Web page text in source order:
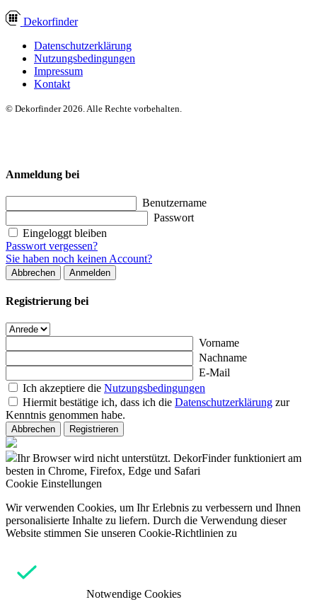
Dekorfinder
Datenschutzerklärung
Nutzungsbedingungen
Impressum
Kontakt
© Dekorfinder 2026. Alle Rechte vorbehalten.
Anmeldung bei
Benutzername
Passwort
Eingeloggt bleiben
Passwort vergessen?
Sie haben noch keinen Account?
Abbrechen Anmelden
Registrierung bei
Vorname
Nachname
E-Mail
Ich akzeptiere die Nutzungsbedingungen
Hiermit bestätige ich, dass ich die Datenschutzerklärung zur
Kenntnis genommen habe.
Abbrechen Registrieren
Ihr Browser wird nicht unterstützt. DekorFinder funktioniert am
besten in Chrome, Firefox, Edge und Safari
Cookie Einstellungen
Wir verwenden Cookies, um Ihr Erlebnis zu verbessern und Ihnen
personalisierte Inhalte zu liefern. Durch die Verwendung dieser
Website stimmen Sie unseren Cookie-Richtlinien zu
Notwendige Cookies